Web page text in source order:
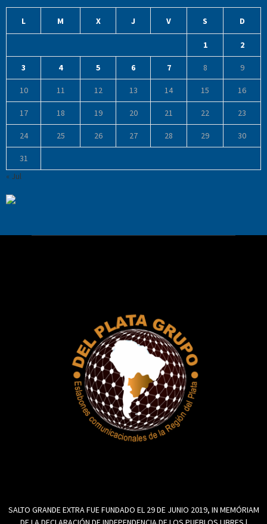
L M X J V S D
1 2
3 4 5 6 7 8 9
10 11 12 13 14 15 16
17 18 19 20 21 22 23
24 25 26 27 28 29 30
31
« Jul
SALTO GRANDE EXTRA FUE FUNDADO EL 29 DE JUNIO 2019, IN MEMÓRIAM